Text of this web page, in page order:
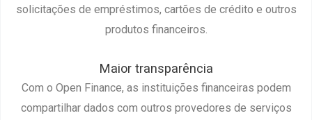
solicitações de empréstimos, cartões de crédito e outros
produtos financeiros.
Maior transparência
Com o Open Finance, as instituições financeiras podem
compartilhar dados com outros provedores de serviços